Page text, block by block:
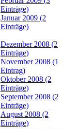
Einträge)
Januar 2009 (2
Einträge)
Dezember 2008 (2
Einträge)
November 2008 (1
Eintrag)
Oktober 2008 (2
Einträge)
September 2008 (2
Einträge)
August 2008 (2
Einträge)